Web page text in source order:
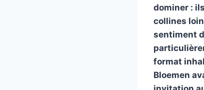
dominer :
collines
sentiment
format
Bloemen